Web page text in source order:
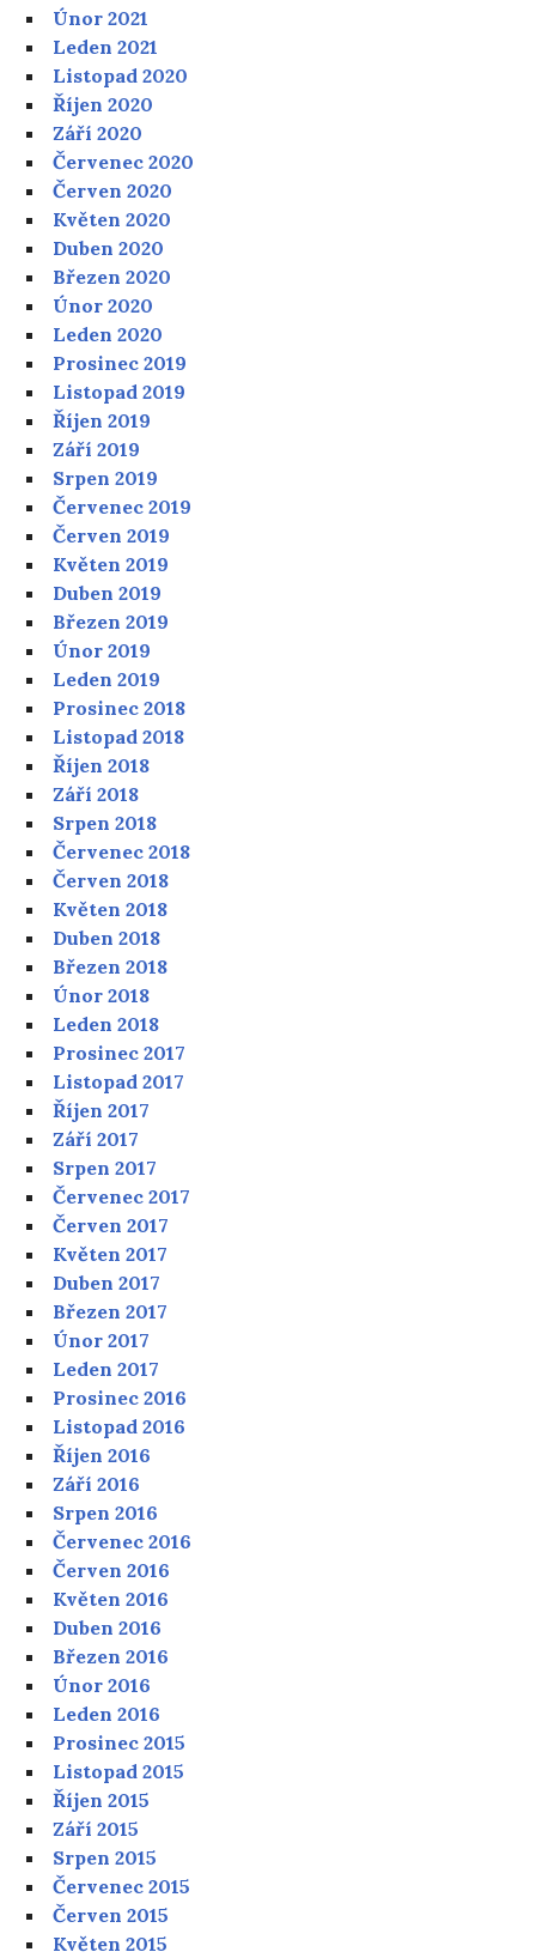
Únor 2021
Leden 2021
Listopad 2020
Říjen 2020
Září 2020
Červenec 2020
Červen 2020
Květen 2020
Duben 2020
Březen 2020
Únor 2020
Leden 2020
Prosinec 2019
Listopad 2019
Říjen 2019
Září 2019
Srpen 2019
Červenec 2019
Červen 2019
Květen 2019
Duben 2019
Březen 2019
Únor 2019
Leden 2019
Prosinec 2018
Listopad 2018
Říjen 2018
Září 2018
Srpen 2018
Červenec 2018
Červen 2018
Květen 2018
Duben 2018
Březen 2018
Únor 2018
Leden 2018
Prosinec 2017
Listopad 2017
Říjen 2017
Září 2017
Srpen 2017
Červenec 2017
Červen 2017
Květen 2017
Duben 2017
Březen 2017
Únor 2017
Leden 2017
Prosinec 2016
Listopad 2016
Říjen 2016
Září 2016
Srpen 2016
Červenec 2016
Červen 2016
Květen 2016
Duben 2016
Březen 2016
Únor 2016
Leden 2016
Prosinec 2015
Listopad 2015
Říjen 2015
Září 2015
Srpen 2015
Červenec 2015
Červen 2015
Květen 2015